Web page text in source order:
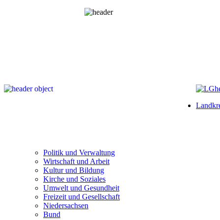
Politik und Verwaltung
Wirtschaft und Arbeit
Kultur und Bildung
Kirche und Soziales
Umwelt und Gesundheit
Freizeit und Gesellschaft
Niedersachsen
Bund